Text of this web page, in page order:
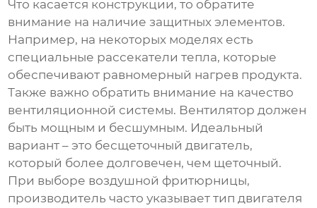
Что касается конструкции, то обратите
внимание на наличие защитных элементов.
Например, на некоторых моделях есть
специальные рассекатели тепла, которые
обеспечивают равномерный нагрев продукта.
Также важно обратить внимание на качество
вентиляционной системы. Вентилятор должен
быть мощным и бесшумным. Идеальный
вариант – это бесщеточный двигатель,
который более долговечен, чем щеточный.
При выборе воздушной фритюрницы,
производитель часто указывает тип двигателя